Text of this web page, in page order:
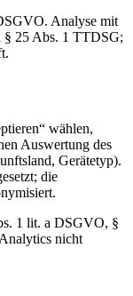
Analyse mit
25 Abs. 1 TTDSG;
wählen,
Auswertung des
Gerätetyp).
die
1 lit. a DSGVO, §
nicht